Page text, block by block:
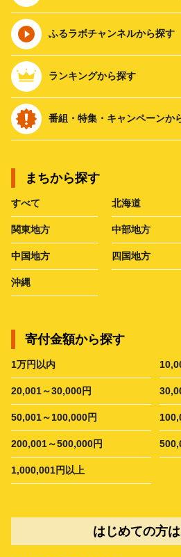
ふるラボチャンネルから探す
ランキングから探す
番組・特集・キャンペーンか
まちから探す
すべて 北海道
関東地方 中部地方
中国地方 四国地方
沖縄
寄付金額から探す
1万円以内
20,001～30,000円
50,001～100,000円
200,001～500,000円
1,000,001円以上
はじめての方